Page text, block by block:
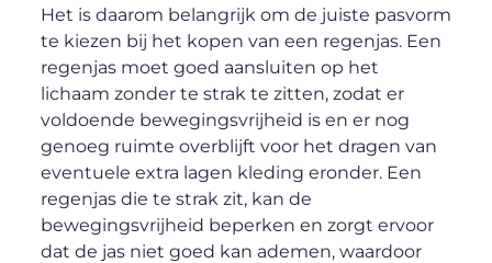
Het is daarom belangrijk om de juiste pasvorm
te kiezen bij het kopen van een regenjas. Een
regenjas moet goed aansluiten op het
lichaam zonder te strak te zitten, zodat er
voldoende bewegingsvrijheid is en er nog
genoeg ruimte overblijft voor het dragen van
eventuele extra lagen kleding eronder. Een
regenjas die te strak zit, kan de
bewegingsvrijheid beperken en zorgt ervoor
dat de jas niet goed kan ademen, waardoor